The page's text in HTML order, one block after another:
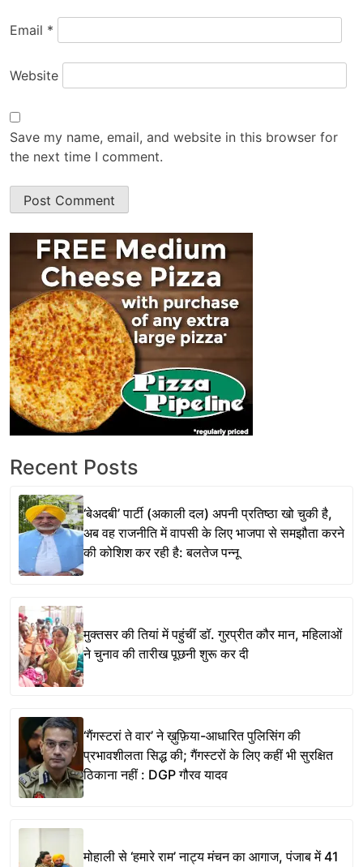
Email *
Website
Save my name, email, and website in this browser for
the next time I comment.
Recent Posts
‘बेअदबी’ पार्टी (अकाली दल) अपनी प्रतिष्ठा खो चुकी है,
अब वह राजनीति में वापसी के लिए भाजपा से समझौता करने
की कोशिश कर रही है: बलतेज पन्नू
मुक्तसर की तियां में पहुंचीं डॉ. गुरप्रीत कौर मान, महिलाओं
ने चुनाव की तारीख पूछनी शुरू कर दी
‘गैंगस्टरां ते वार’ ने ख़ुफ़िया-आधारित पुलिसिंग की
प्रभावशीलता सिद्ध की; गैंगस्टरों के लिए कहीं भी सुरक्षित
ठिकाना नहीं : DGP गौरव यादव
मोहाली से ‘हमारे राम’ नाट्य मंचन का आगाज, पंजाब में 41